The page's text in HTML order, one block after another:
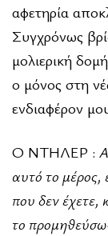
αφετηρία
Συγχρόνως
μολιερική
ο μόνος στη
ενδιαφέρον
O ΝΤΗΛΕΡ :
αυτό το μέρος,
που δεν
το